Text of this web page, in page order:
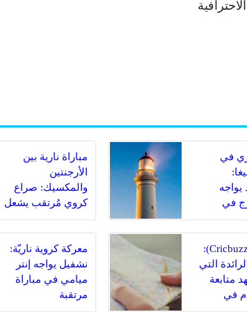
في
يواجه
في
مباراة نارية بين
الأرجنتين
والمكسيك: صراع
كروي مُرتقب يشعل
الملاعب
كريكبز (Cricbuzz):
التي
متابعة
في
معركة كروية ناريّة:
نشفيل يواجه إنتر
ميامي في مباراة
مرتقبة